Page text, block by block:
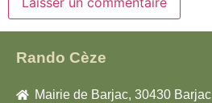
Rando Cèze
Mairie de Barjac, 30430 Barjac